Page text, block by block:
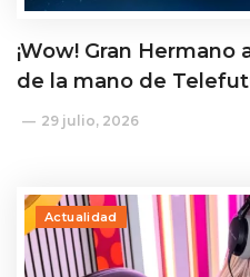
¡Wow! Gran Hermano
de la mano de
29 julio, 2026
Actualidad